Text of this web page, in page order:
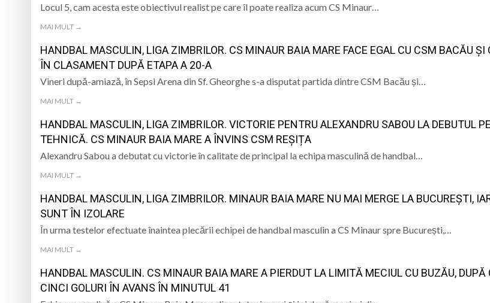
Locul 5, cam acesta este obiectivul realist pe care îl poate realiza acum CS Minaur…
MAI MULT →
HANDBAL MASCULIN, LIGA ZIMBRILOR. CS MINAUR BAIA MARE FACE EGAL CU CSM BACĂU ȘI
ÎN CLASAMENT DUPĂ ETAPA A 20-A
Vineri după-amiază, în Sepsi Arena din Sf. Gheorghe s-a disputat partida dintre CSM Bacău și…
MAI MULT →
HANDBAL MASCULIN, LIGA ZIMBRILOR. VICTORIE PENTRU ALEXANDRU SABOU LA DEBUTUL
TEHNICĂ. CS MINAUR BAIA MARE A ÎNVINS CSM REȘIȚA
Alexandru Sabou a debutat cu victorie în calitate de principal la echipa masculină de handbal…
MAI MULT →
HANDBAL MASCULIN, LIGA ZIMBRILOR. MINAUR BAIA MARE NU MAI MERGE LA BUCUREȘTI,
SUNT ÎN IZOLARE
În urma testelor efectuate înaintea plecării echipei de handbal masculin a CS Minaur spre București,…
MAI MULT →
HANDBAL MASCULIN. CS MINAUR BAIA MARE A PIERDUT LA LIMITĂ MECIUL CU BUZĂU, DUPĂ
CINCI GOLURI ÎN AVANS ÎN MINUTUL 41